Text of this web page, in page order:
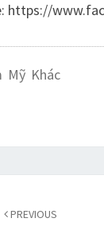
https://
Mỹ Khác
PREVIOUS